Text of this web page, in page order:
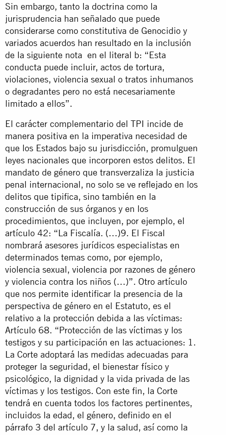
Sin embargo, tanto la doctrina como la
jurisprudencia han señalado que puede
considerarse como constitutiva de Genocidio y
variados acuerdos han resultado en la inclusión
de la siguiente nota en el literal b: “Esta
conducta puede incluir, actos de tortura,
violaciones, violencia sexual o tratos inhumanos
o degradantes pero no está necesariamente
limitado a ellos”.
El carácter complementario del TPI incide de
manera positiva en la imperativa necesidad de
que los Estados bajo su jurisdicción, promulguen
leyes nacionales que incorporen estos delitos. El
mandato de género que transverzaliza la justicia
penal internacional, no solo se ve reflejado en los
delitos que tipifica, sino también en la
construcción de sus órganos y en los
procedimientos, que incluyen, por ejemplo, el
artículo 42: “La Fiscalía. (…)9. El Fiscal
nombrará asesores jurídicos especialistas en
determinados temas como, por ejemplo,
violencia sexual, violencia por razones de género
y violencia contra los niños (…)”. Otro artículo
que nos permite identificar la presencia de la
perspectiva de género en el Estatuto, es el
relativo a la protección debida a las víctimas:
Artículo 68. “Protección de las víctimas y los
testigos y su participación en las actuaciones: 1.
La Corte adoptará las medidas adecuadas para
proteger la seguridad, el bienestar físico y
psicológico, la dignidad y la vida privada de las
víctimas y los testigos. Con este fin, la Corte
tendrá en cuenta todos los factores pertinentes,
incluidos la edad, el género, definido en el
párrafo 3 del artículo 7, y la salud, así como la